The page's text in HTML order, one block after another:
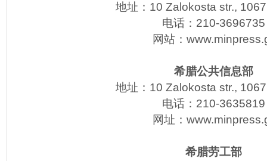
地址：10 Zalokosta str.,
电话：210-3696735
网站：
希腊公共信息部
地址：10 Zalokosta str.,
电话：210-3635819
网址：
希腊劳工部